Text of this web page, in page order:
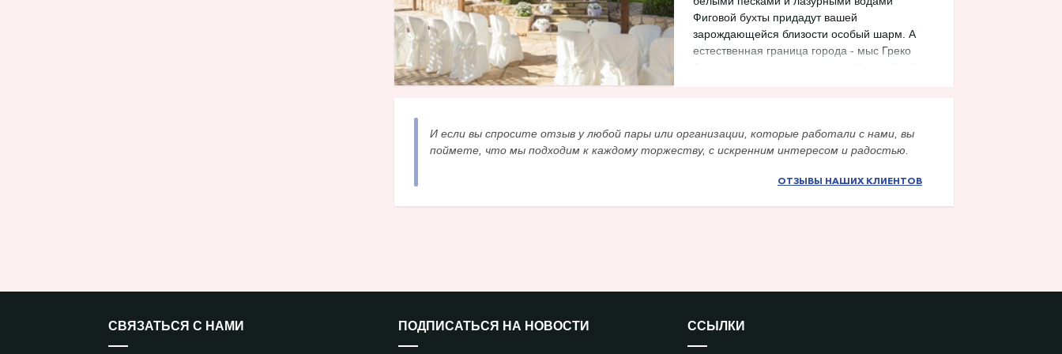
Фиговой бухты придадут вашей
зарождающейся близости особый шарм. А
естественная граница города - мыс Греко
И если вы спросите отзыв у любой пары или организации, которые работали с нами, вы
поймете, что мы подходим к каждому торжеству, с искренним интересом и радостью.
ОТЗЫВЫ НАШИХ КЛИЕНТОВ
СВЯЗАТЬСЯ С НАМИ ПОДПИСАТЬСЯ НА НОВОСТИ ССЫЛКИ